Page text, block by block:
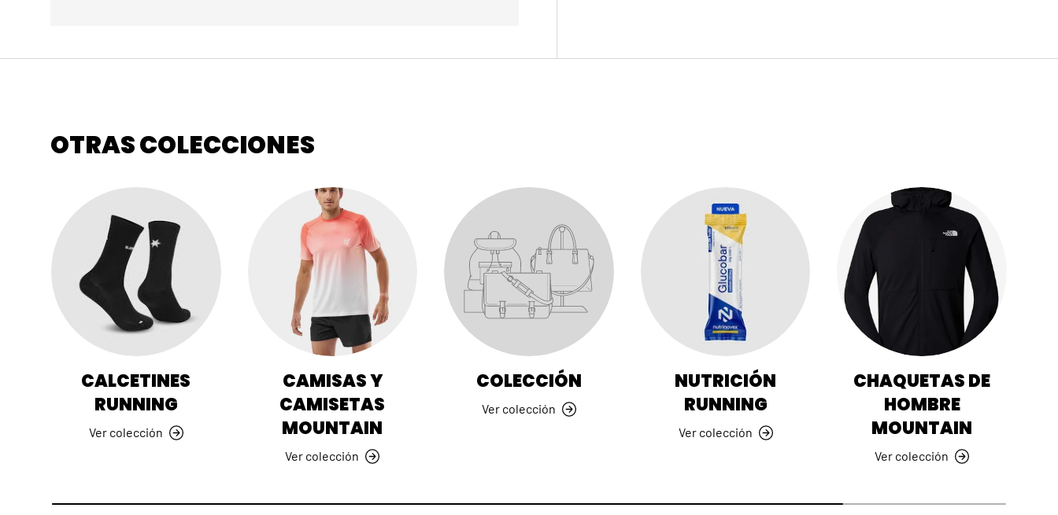
OTRAS COLECCIONES
CALCETINES
RUNNING
Ver colección
CAMISAS Y
CAMISETAS
MOUNTAIN
Ver colección
COLECCIÓN
Ver colección
NUTRICIÓN
RUNNING
Ver colección
CHAQUETAS DE
HOMBRE
MOUNTAIN
Ver colección